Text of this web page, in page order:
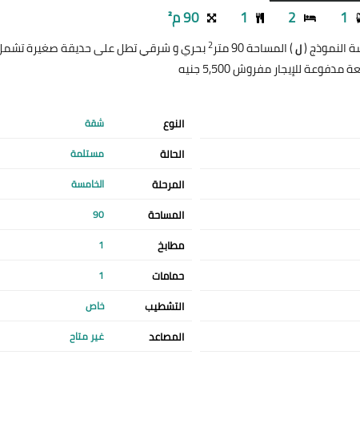
1
2
1 90 م²
النموذج (ل) المساحة 90 متر 2
للإيجار مفروش 5,500 جنيه
النوع شقة
الحالة مستلمة
المرحلة الخامسة
المساحة 90
مطابخ 1
حمامات 1
التشطيب خاص
المصاعد غير متاح